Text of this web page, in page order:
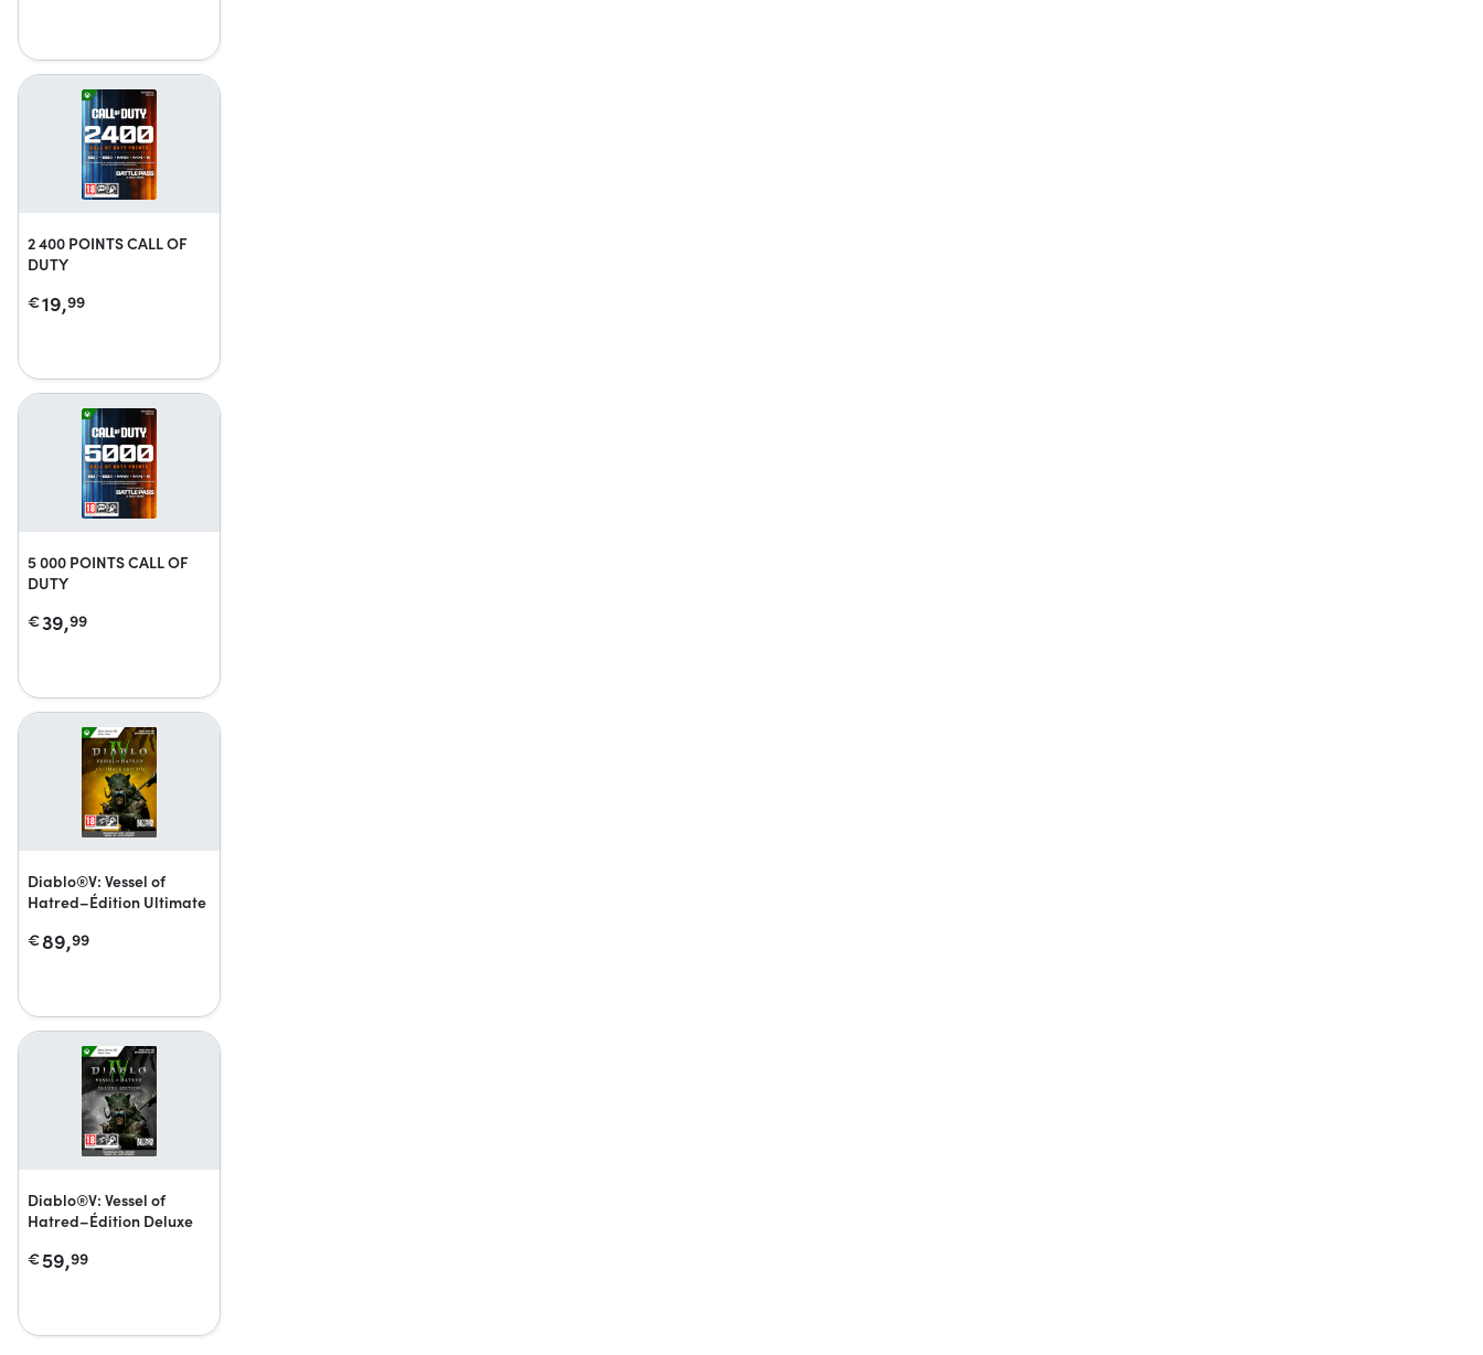
2 400 POINTS CALL OF
DUTY
€19,99
5 000 POINTS CALL OF
DUTY
€39,99
Diablo®V: Vessel of
Hatred–Édition Ultimate
€89,99
Diablo®V: Vessel of
Hatred–Édition Deluxe
€59,99